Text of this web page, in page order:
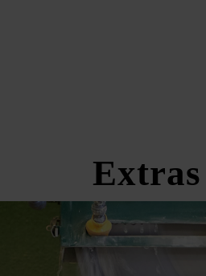
Extras